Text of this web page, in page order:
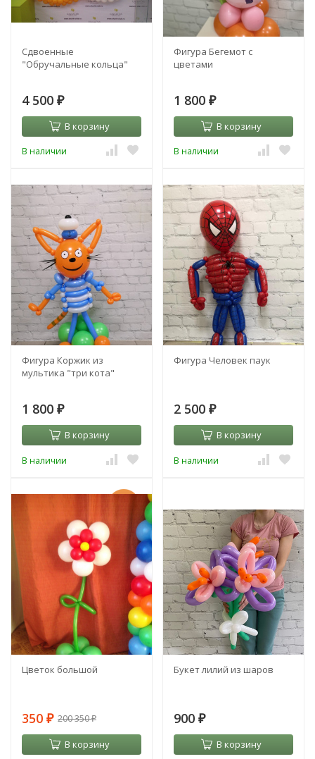
Сдвоенные
"Обручальные кольца"
4 500 ₽
В корзину
В наличии
Фигура Бегемот с
цветами
1 800 ₽
В корзину
В наличии
Фигура Коржик из
мультика "три кота"
1 800 ₽
В корзину
В наличии
Фигура Человек паук
2 500 ₽
В корзину
В наличии
Цветок большой
350 ₽ 200 350₽
В корзину
Букет лилий из шаров
900 ₽
В корзину